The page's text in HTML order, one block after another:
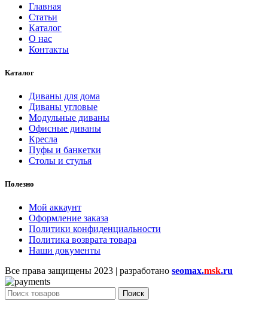
Главная
Статьи
Каталог
О нас
Контакты
Каталог
Диваны для дома
Диваны угловые
Модульные диваны
Офисные диваны
Кресла
Пуфы и банкетки
Столы и стулья
Полезно
Мой аккаунт
Оформление заказа
Политики конфиденциальности
Политика возврата товара
Наши документы
Все права защищены 2023 | разработано seomax.msk.ru
Поиск